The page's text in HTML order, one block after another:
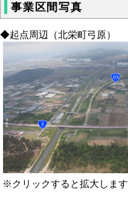
事業区間写真
◆起点周辺（北栄町弓原）
※クリックすると拡大します